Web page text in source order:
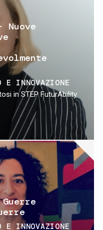
E INNOVAZIONE
in STEP FuturAbility
E INNOVAZIONE